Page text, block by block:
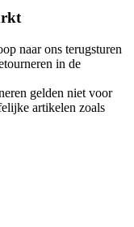
naar ons terugsturen
in de
gelden niet voor
artikelen zoals